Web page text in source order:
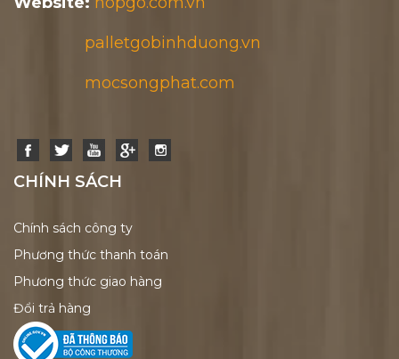
palletgobinhduong.vn
mocsongphat.com
CHÍNH SÁCH
Chính sách công ty
Phương thức thanh toán
Phương thức giao hàng
Đổi trả hàng